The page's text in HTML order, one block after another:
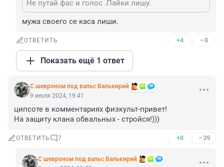
Не путай фас и голос .Пайки лишу.
мужа своего се каса лиши.
ОТВЕТИТЬ +4 –8
Показать ещё 1 ответ
С шевроном под вальс Валькирий
9 июля 2024, 19:41
ципсоте в комментариях физкульт-привет!
На защиту клана обвальных - стройся!)))
ОТВЕТИТЬ 7 +8 –39
С шевроном под вальс Валькирий